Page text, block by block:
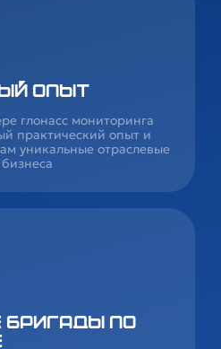
опыт
глонасс мониторинга
практический опыт и
уникальные отраслевые
по